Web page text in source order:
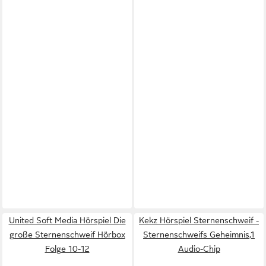
United Soft Media Hörspiel Die
große Sternenschweif Hörbox
Folge 10-12
Kekz Hörspiel Sternenschweif -
Sternenschweifs Geheimnis,1
Audio-Chip